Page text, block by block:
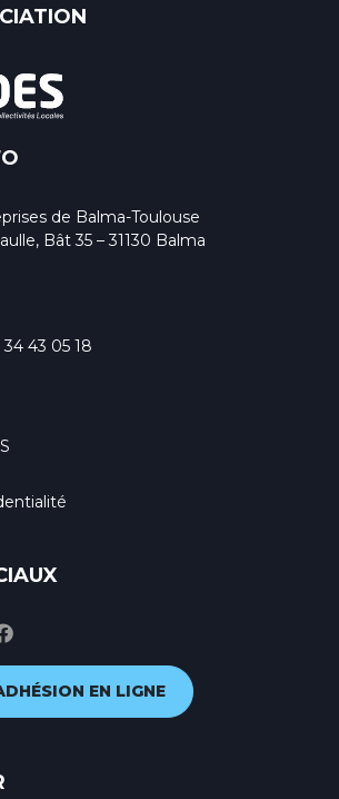
de Balma-Toulouse
Bât 35 – 31130 Balma
34 43 05 18
EN LIGNE